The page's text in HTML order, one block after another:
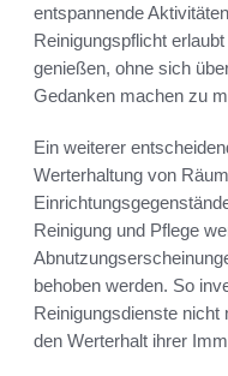
entspannende
Reinigungspflicht
genießen, ohne sich
Gedanken machen zu
Ein weiterer
Werterhaltung von
Reinigung und Pflege
behoben werden. So
Reinigungsdienste nicht
den Werterhalt ihrer